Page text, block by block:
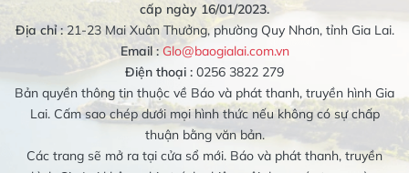
cấp ngày 16/01/2023.
Địa chỉ :21-23 Mai Xuân Thưởng, phường Quy Nhơn, tỉnh Gia Lai.
Email : Glo@baogialai.com.vn
Điện thoại : 0256 3822 279
Bản quyền thông tin thuộc về Báo và phát thanh, truyền hình Gia
Lai. Cấm sao chép dưới mọi hình thức nếu không có sự chấp
thuận bằng văn bản.
Các trang sẽ mở ra tại cửa sổ mới. Báo và phát thanh, truyền